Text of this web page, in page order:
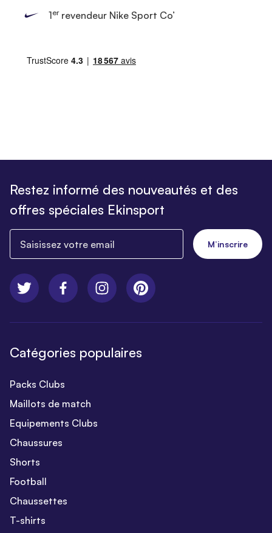
1errevendeur Nike Sport Co’
Restez informé des nouveautés et des
offres spéciales Ekinsport
M’inscrire
Catégories populaires
Packs Clubs
Maillots de match
Equipements Clubs
Chaussures
Shorts
Football
Chaussettes
T-shirts